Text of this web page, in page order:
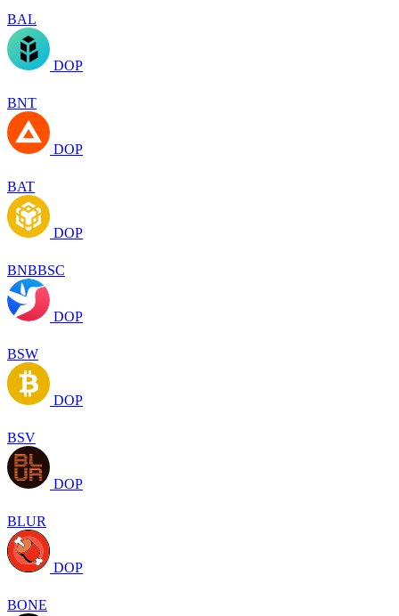
BAL
DOP
BNT
DOP
BAT
DOP
BNBBSC
DOP
BSW
DOP
BSV
DOP
BLUR
DOP
BONE